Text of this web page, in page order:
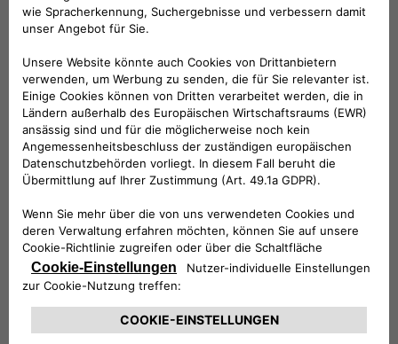
Erfahren Sie mehr über unseren
Verwaltungsrat
Engagement unsere Geschäftsstrategie und
unsere hohen ethischen Standards
überwacht, die auf Integrität als Leitmotiv für
alle unsere Entscheidungen beruhen.
Mehr erfahren